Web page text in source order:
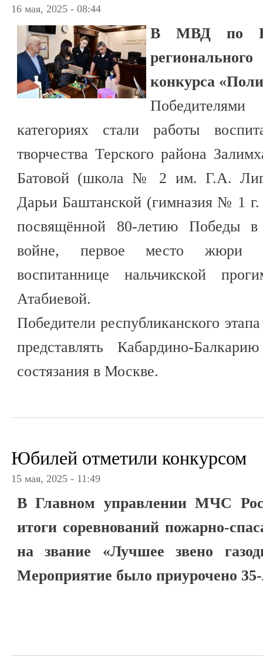
16 мая, 2025 - 08:44
В МВД по
конкурса
категориях стали работы
творчества Терского района
Батовой (школа № 2 им. Г.А.
Дарьи Баштанской (гимназия № 1
посвящённой 80-летию Победы в
войне, первое место жюри
воспитаннице нальчикской
Атабиевой.
Победители республиканского
представлять Кабардино-
состязания в Москве.
Юбилей отметили конкурсом
15 мая, 2025 - 11:49
В Главном управлении МЧС
итоги соревнований пожарно-
на звание «Лучшее звено
Мероприятие было приурочено